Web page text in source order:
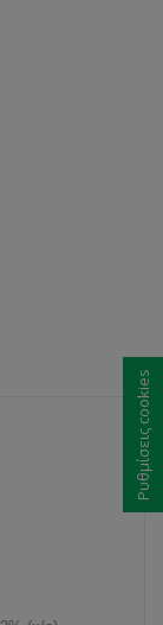
Ρυθμίσεις cookies